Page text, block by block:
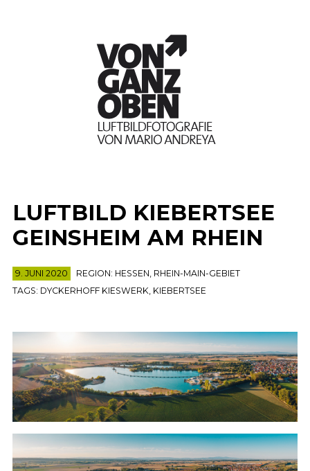
LUFTBILD KIEBERTSEE
GEINSHEIM AM RHEIN
9. JUNI 2020 REGION: HESSEN, RHEIN-MAIN-GEBIET
TAGS: DYCKERHOFF KIESWERK, KIEBERTSEE